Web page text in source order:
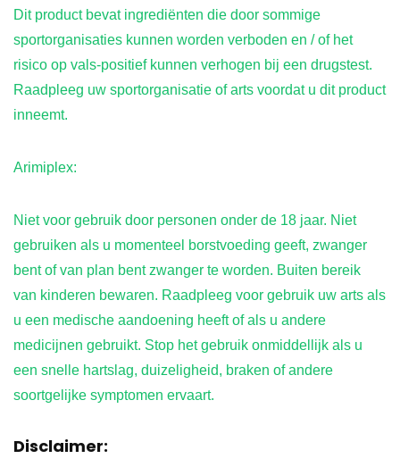
Dit product bevat ingrediënten die door sommige
sportorganisaties kunnen worden verboden en / of het
risico op vals-positief kunnen verhogen bij een drugstest.
Raadpleeg uw sportorganisatie of arts voordat u dit product
inneemt.
Arimiplex:
Niet voor gebruik door personen onder de 18 jaar. Niet
gebruiken als u momenteel borstvoeding geeft, zwanger
bent of van plan bent zwanger te worden. Buiten bereik
van kinderen bewaren. Raadpleeg voor gebruik uw arts als
u een medische aandoening heeft of als u andere
medicijnen gebruikt. Stop het gebruik onmiddellijk als u
een snelle hartslag, duizeligheid, braken of andere
soortgelijke symptomen ervaart.
Disclaimer: